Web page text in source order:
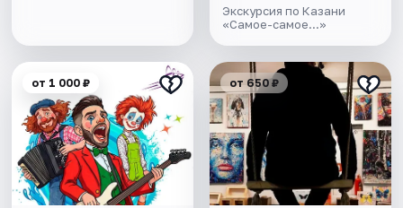
Экскурсия по Казани
«Самое-самое...»
от 1 000 ₽ от 650 ₽